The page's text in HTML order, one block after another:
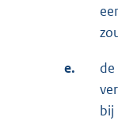
e.
bij